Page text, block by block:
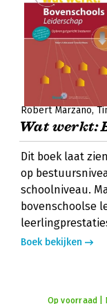
Robert Marzano
Wat werkt:
Dit boek laat
op
schoolniveau.
bovenschoolse
Boek bekijken
Op voorraad |